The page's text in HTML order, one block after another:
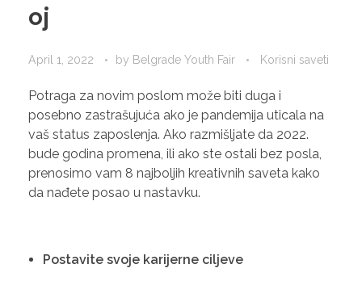
oj
April 1, 2022 by Belgrade Youth Fair Korisni saveti
Potraga za novim poslom može biti duga i
posebno zastrašujuća ako je pandemija uticala na
vaš status zaposlenja. Ako razmišljate da 2022.
bude godina promena, ili ako ste ostali bez posla,
prenosimo vam 8 najboljih kreativnih saveta kako
da nađete posao u nastavku.
Postavite svoje karijerne ciljeve